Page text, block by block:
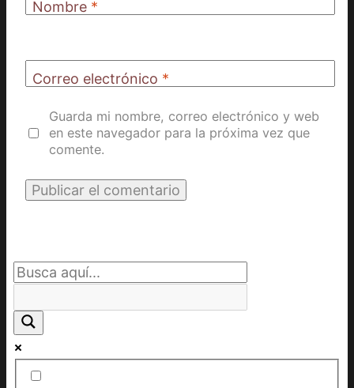
Nombre *
Correo electrónico *
Guarda mi nombre, correo electrónico y web
en este navegador para la próxima vez que
comente.